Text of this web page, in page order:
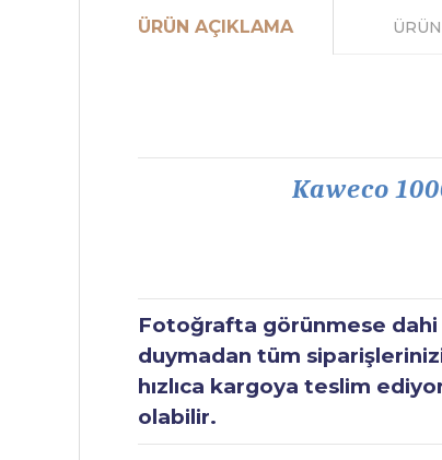
ÜRÜN AÇIKLAMA
Kaweco
Fotoğrafta görünmese
duymadan tüm
hızlıca kargoya teslim
olabilir.